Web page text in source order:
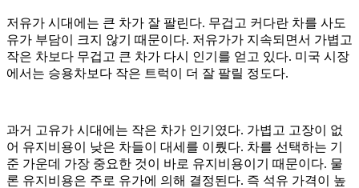
저유가 시대에는 큰 차가 잘 팔린다. 무겁고 커다란 차를 사도
유가 부담이 크지 않기 때문이다. 저유가가 지속되면서 가볍고
작은 차보다 무겁고 큰 차가 다시 인기를 얻고 있다. 미국 시장
에서는 승용차보다 작은 트럭이 더 잘 팔릴 정도다.
과거 고유가 시대에는 작은 차가 인기였다. 가볍고 고장이 없
어 유지비용이 낮은 차들이 대세를 이뤘다. 차를 선택하는 기
준 가운데 가장 중요한 것이 바로 유지비용이기 때문이다. 물
론 유지비용은 주로 유가에 의해 결정된다. 즉 석유 가격이 높